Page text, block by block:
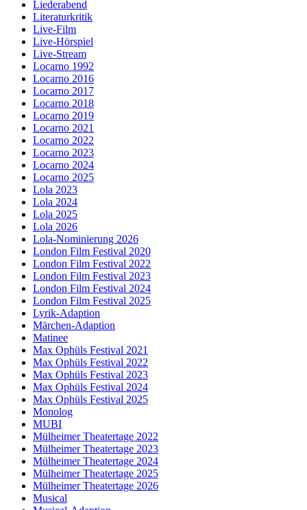
Liederabend
Literaturkritik
Live-Film
Live-Hörspiel
Live-Stream
Locarno 1992
Locarno 2016
Locarno 2017
Locarno 2018
Locarno 2019
Locarno 2021
Locarno 2022
Locarno 2023
Locarno 2024
Locarno 2025
Lola 2023
Lola 2024
Lola 2025
Lola 2026
Lola-Nominierung 2026
London Film Festival 2020
London Film Festival 2022
London Film Festival 2023
London Film Festival 2024
London Film Festival 2025
Lyrik-Adaption
Märchen-Adaption
Matinee
Max Ophüls Festival 2021
Max Ophüls Festival 2022
Max Ophüls Festival 2023
Max Ophüls Festival 2024
Max Ophüls Festival 2025
Monolog
MUBI
Mülheimer Theatertage 2022
Mülheimer Theatertage 2023
Mülheimer Theatertage 2024
Mülheimer Theatertage 2025
Mülheimer Theatertage 2026
Musical